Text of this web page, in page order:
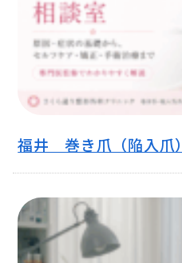
福井 巻き爪（陥入爪